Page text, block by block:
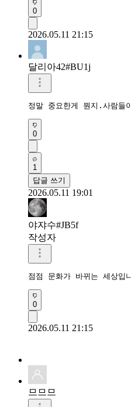
0
2026.05.11 21:15
달리아42#BU1j
정말 중요한게 뭔지.사람들
0
1
답글 쓰기
2026.05.11 19:01
야쟈수#JB5f
작성자
점점 문화가 바뀌는 세상입
0
2026.05.11 21:15
므므므